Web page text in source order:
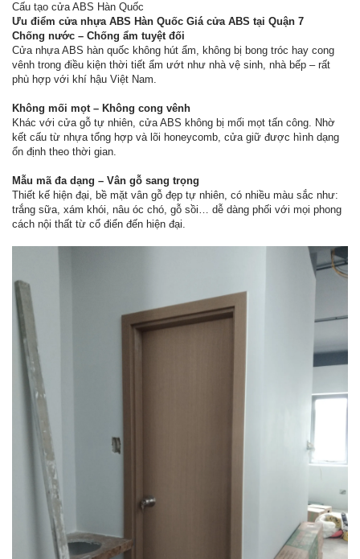
Cấu tạo cửa ABS Hàn Quốc
Ưu điểm cửa nhựa ABS Hàn Quốc Giá cửa ABS tại Quận 7
Chống nước – Chống ẩm tuyệt đối
Cửa nhựa ABS hàn quốc không hút ẩm, không bị bong tróc hay cong
vênh trong điều kiện thời tiết ẩm ướt như nhà vệ sinh, nhà bếp – rất
phù hợp với khí hậu Việt Nam.
Không mối mọt – Không cong vênh
Khác với cửa gỗ tự nhiên, cửa ABS không bị mối mọt tấn công. Nhờ
kết cấu từ nhựa tổng hợp và lõi honeycomb, cửa giữ được hình dạng
ổn định theo thời gian.
Mẫu mã đa dạng – Vân gỗ sang trọng
Thiết kế hiện đại, bề mặt vân gỗ đẹp tự nhiên, có nhiều màu sắc như:
trắng sữa, xám khói, nâu óc chó, gỗ sồi… dễ dàng phối với mọi phong
cách nội thất từ cổ điển đến hiện đại.